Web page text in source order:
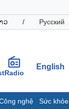
ວ / Русский
Radio
English
nghệ Sức khỏe